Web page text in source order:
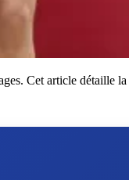
Cet article détaille la